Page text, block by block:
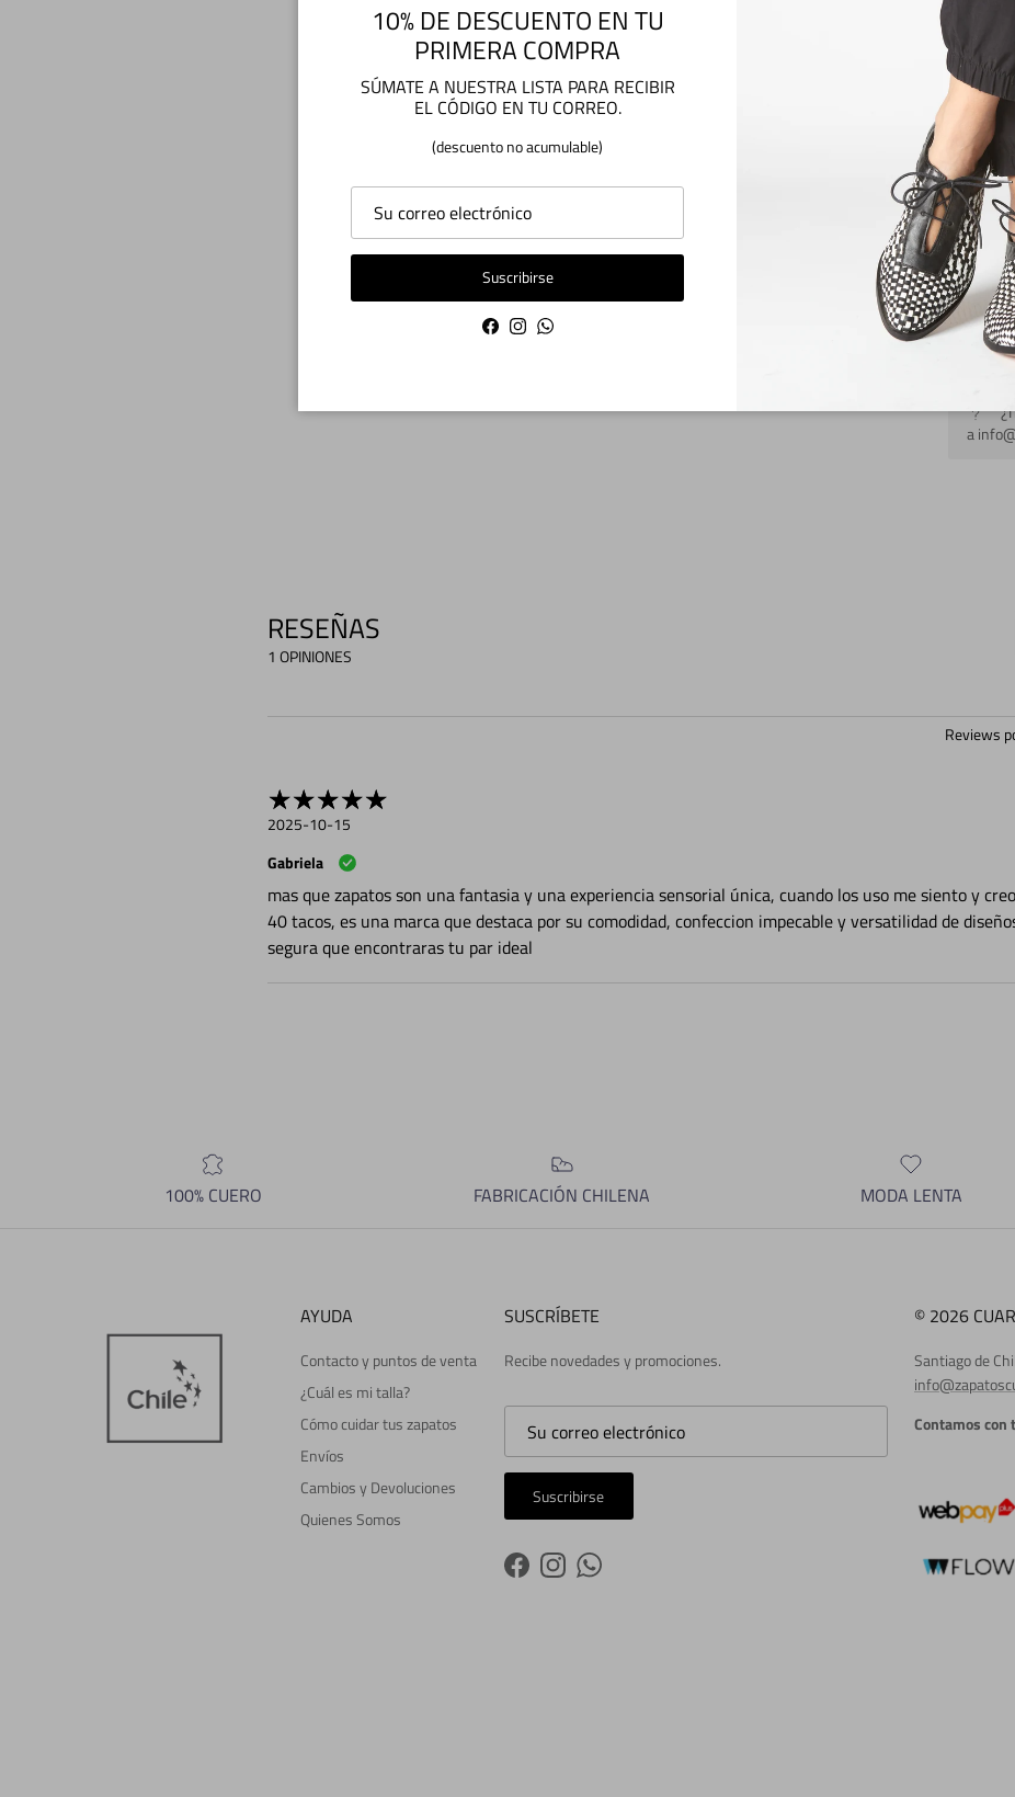
Medios de
Cambios
Cuidados
a
RESEÑAS
1 OPINIONES
Reviews
2025-10-15
Gabriela
mas que zapatos son una fantasia y una experiencia sensorial única, cuando los uso me siento y
40 tacos, es una marca que destaca por su comodidad, confeccion impecable y versatilidad de
segura que encontraras tu par ideal
100% CUERO FABRICACIÓN CHILENA MODA LENTA
AYUDA
Contacto y puntos de venta
¿Cuál es mi talla?
Cómo cuidar tus zapatos
Envíos
Cambios y Devoluciones
Quienes Somos
SUSCRÍBETE
Recibe novedades y promociones.
Suscribirse
FacebookInstagramWhatsApp
© 2026
Santiago de
Contamos con
10% DE DESCUENTO EN TU
PRIMERA COMPRA
SÚMATE A NUESTRA LISTA PARA RECIBIR
EL CÓDIGO EN TU CORREO.
(descuento no acumulable)
Suscribirse
Facebook
InstagramWhatsApp